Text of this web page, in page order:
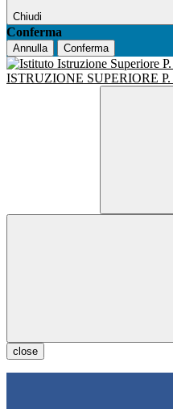
Chiudi
Conferma
Annulla Conferma
ISTRUZIONE SUPERIORE
close